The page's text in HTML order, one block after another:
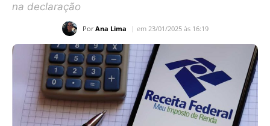
na declaração
Por Ana Lima em 23/01/2025 às 16:19